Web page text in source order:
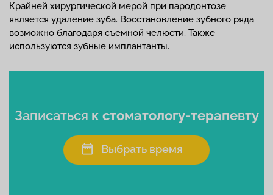
Крайней хирургической мерой при пародонтозе
является удаление зуба. Восстановление зубного ряда
возможно благодаря съемной челюсти. Также
используются зубные имплантанты.
Записаться к стоматологу-терапевту
Выбрать время